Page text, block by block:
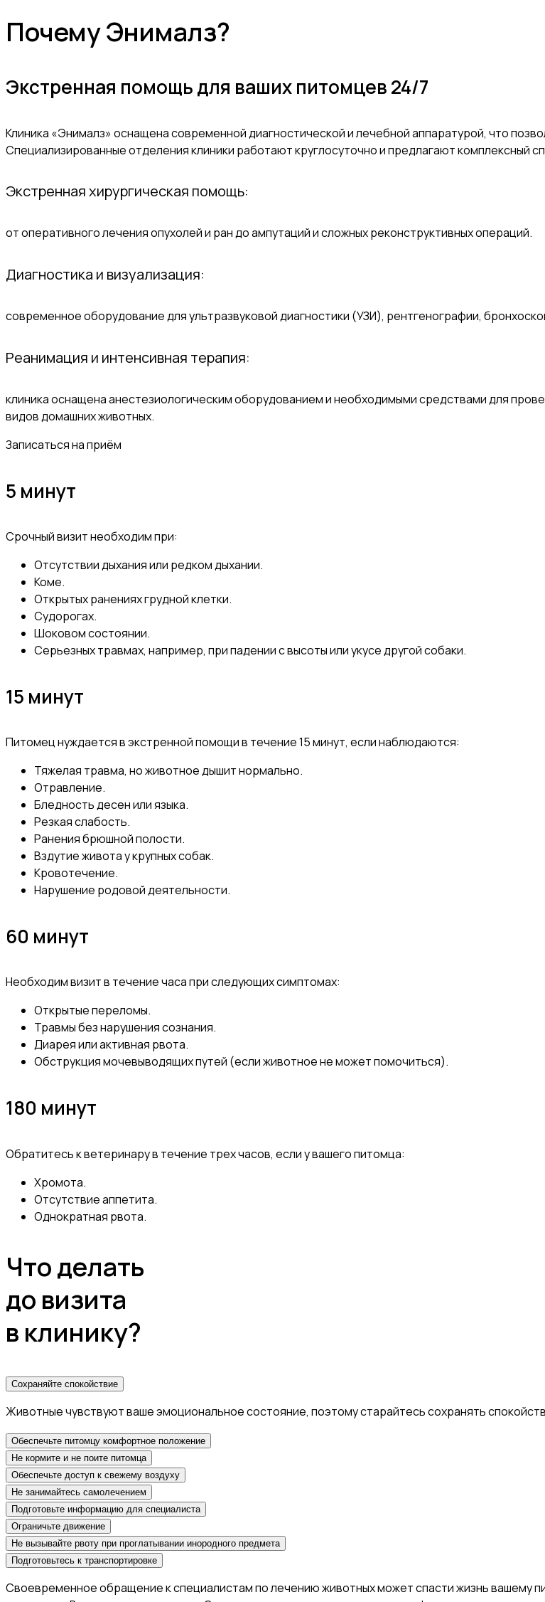
Почему Энималз?
Экстренная помощь для ваших питомцев 24/7
Клиника «Энималз» оснащена современной диагностической и лечебной аппаратурой, что
Специализированные отделения клиники работают круглосуточно и предлагают комплексный
Экстренная хирургическая помощь:
от оперативного лечения опухолей и ран до ампутаций и сложных реконструктивных операций.
Диагностика и визуализация:
современное оборудование для ультразвуковой диагностики (УЗИ), рентгенографии,
Реанимация и интенсивная терапия:
клиника оснащена анестезиологическим оборудованием и необходимыми средствами для
видов домашних животных.
Записаться на приём
5 минут
Срочный визит необходим при:
Отсутствии дыхания или редком дыхании.
Коме.
Открытых ранениях грудной клетки.
Судорогах.
Шоковом состоянии.
Серьезных травмах, например, при падении с высоты или укусе другой собаки.
15 минут
Питомец нуждается в экстренной помощи в течение 15 минут, если наблюдаются:
Тяжелая травма, но животное дышит нормально.
Отравление.
Бледность десен или языка.
Резкая слабость.
Ранения брюшной полости.
Вздутие живота у крупных собак.
Кровотечение.
Нарушение родовой деятельности.
60 минут
Необходим визит в течение часа при следующих симптомах:
Открытые переломы.
Травмы без нарушения сознания.
Диарея или активная рвота.
Обструкция мочевыводящих путей (если животное не может помочиться).
180 минут
Обратитесь к ветеринару в течение трех часов, если у вашего питомца:
Хромота.
Отсутствие аппетита.
Однократная рвота.
Что делать
до визита
в клинику?
Сохраняйте спокойствие
Животные чувствуют ваше эмоциональное состояние, поэтому старайтесь сохранять
Обеспечьте питомцу комфортное положение
Не кормите и не поите питомца
Обеспечьте доступ к свежему воздуху
Не занимайтесь самолечением
Подготовьте информацию для специалиста
Ограничьте движение
Не вызывайте рвоту при проглатывании инородного предмета
Подготовьтесь к транспортировке
Своевременное обращение к специалистам по лечению животных может спасти жизнь вашему